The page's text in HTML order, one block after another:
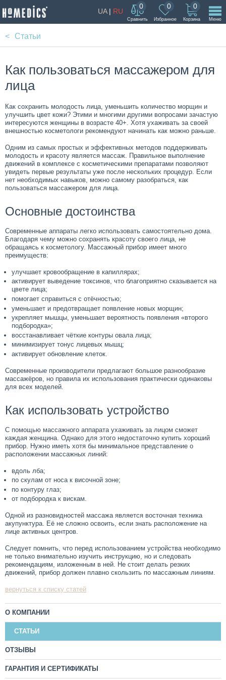
UA| RU
0
Сравнить
0
Избранное
0
Корзина Меню
Статьи
Как пользоваться массажером для
лица
Как сохранить молодость лица, уменьшить количество морщин и
улучшить цвет кожи? Этими и многими другими вопросами зачастую
интересуются женщины в возрасте 40+. Хотя ухаживать за своей
внешностью косметологи рекомендуют начинать как можно раньше.
Одним из самых простых и эффективных методов поддерживать
молодость и красоту является массаж. Правильное выполнение
движений в комплексе с косметическими препаратами позволяют
увидеть первые результаты уже после нескольких процедур. Если
нет необходимых навыков, можно самому разобраться, как
пользоваться массажером для лица.
Основные достоинства
Современные аппараты легко использовать самостоятельно дома.
Благодаря чему можно сохранять красоту своего лица, не
обращаясь к косметологу. Массажный прибор имеет много
преимуществ:
улучшает кровообращение в капиллярах;
активирует выведение токсинов, что благоприятно сказывается на
цвете лица;
помогает справиться с отёчностью;
уменьшает и предотвращает появление новых морщин;
укрепляет мышцы, уменьшает вероятность появления «второго
подбородка»;
восстанавливает чёткие контуры овала лица;
минимизирует тонус лицевых мышц;
активирует обновление клеток.
Современные производители предлагают большое разнообразие
массажёров, но правила их использования практически одинаковы
для всех моделей.
Как использовать устройство
С помощью массажного аппарата ухаживать за лицом сможет
каждая женщина. Однако для этого недостаточно купить хороший
прибор. Нужно иметь хотя бы минимальное представление о
расположении массажных линий:
вдоль лба;
по скулам от носа к височной зоне;
по контуру глаз;
от подбородка к вискам.
Одной из разновидностей массажа является восточная техника
акупунктура. Её не сложно освоить, если знать расположение на
лице активных центров.
Следует помнить, что перед использованием устройства необходимо
не только внимательно изучить инструкцию, но и следовать
рекомендациям, изложенным в ней. Не стоит делать резких
движений, прибор должен плавно скользить по массажным линиям.
вернуться к списку статей
О КОМПАНИИ
СТАТЬИ
ОТЗЫВЫ
ГАРАНТИЯ И СЕРТИФИКАТЫ